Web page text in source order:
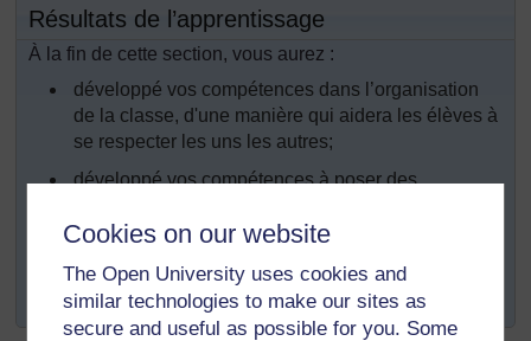
Cookies on our website
The Open University uses cookies and
similar technologies to make our sites as
secure and useful as possible for you. Some
Résultats de l’apprentissage
À la fin de cette section, vous aurez :
développé vos compétences dans l’organisation
de la classe, d'une manière qui aidera les élèves à
se respecter les uns les autres;
développé vos compétences à poser des
utilisé différentes manières de regrouper des
données permettant aux élèves d’examiner qui ils
sont.